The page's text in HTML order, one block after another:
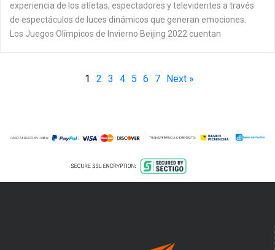
experiencia de los atletas, espectadores y televidentes a través
de espectáculos de luces dinámicos que generan emociones.
Los Juegos Olímpicos de Invierno Beijing 2022 cuentan
1 2 3 4 5 6 7 Next »